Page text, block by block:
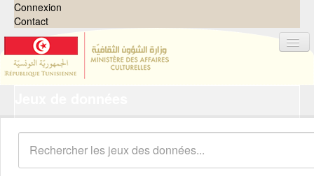
Connexion
Contact
Organisations
Groupes
Demandes 0